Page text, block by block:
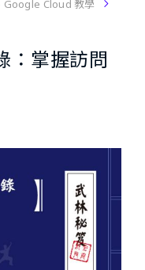
Google Cloud 教學
：掌握訪問